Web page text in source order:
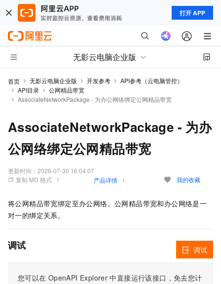
打开 APP
无影云电脑企业版
首页 无影云电脑企业版 开发参考
API参考（云电脑管控）
API目录
公网精品带宽
AssociateNetworkPackage - 为办公网络绑定公网精品带宽
AssociateNetworkPackage - 为办
公网络绑定公网精品带宽
更新时间： 2026-07-30 16:04:07
复制 MD 格式
产品详情 我的收藏
将公网精品带宽绑定至办公网络。公网精品带宽和办公网络是一
对一的绑定关系。
调试
您可以在 OpenAPI Explorer 中直接运行该接口，免去您计
调试